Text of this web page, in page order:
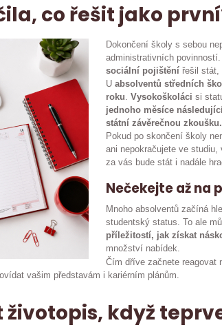
co řešit jako
Dokončení školy s sebou
administrativních
sociální pojištění řešil stát,
Uabsolventů středních škol
roku.Vysokoškoláci si
jednoho měsíce
státní závěrečnou zkoušku.
Pokud po skončení školy
ani nepokračujete ve
za vás bude stát i nadále
Nečekejte až na
Mnoho absolventů začíná
studentský status. To ale
příležitostí, jak získat
množství nabídek.
Čím dříve začnete reagovat
vašim představám i kariérním plánům.
životopis, když